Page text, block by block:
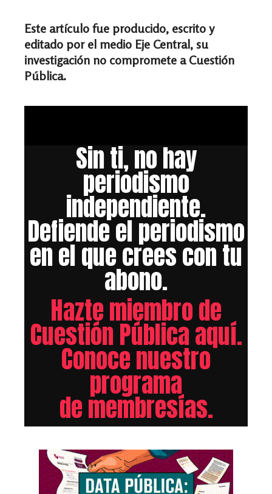
Este artículo fue producido, escrito y
editado por el medio Eje Central, su
investigación no compromete a Cuestión
Pública.
Sin ti, no hay
periodismo
independiente.
Defiende el periodismo
en el que crees con tu
abono.
Hazte miembro de
Cuestión Pública aquí.
Conoce nuestro
programa
de membresías.